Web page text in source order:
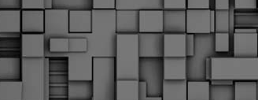
σε δήμους της χώρας. Το Dimastin, αναζητεί
φωτογραφικό υλικό στο διαδίκτυο και σας το
αυτή την ανάρτηση. Επίσης, σας καλούμε, αν
μας έχουν "ξεφύγει" ορκωμοσίες, μπορείτε να
φωτογραφικό τους υλικό στο dimasthes@gmail.gr
δημοσιεύουμε εδώ, άμεσα.